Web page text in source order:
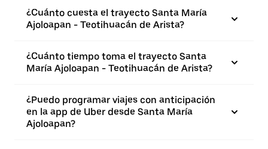
¿Cuánto cuesta el trayecto Santa María
Ajoloapan - Teotihuacán de Arista?
¿Cuánto tiempo toma el trayecto Santa
María Ajoloapan - Teotihuacán de Arista?
¿Puedo programar viajes con anticipación
en la app de Uber desde Santa María
Ajoloapan?